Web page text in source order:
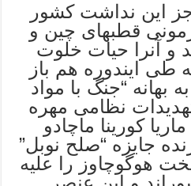
این نداشت کشور
قطبهای چین و
و آنرا حیات خلوت
طی ایندوره هم باز
بهانه “جنگ با مواد
نظامی مهره
کورینا ماچادو
جایزه “صلح نوبل”
هوگوچاوز را علیه